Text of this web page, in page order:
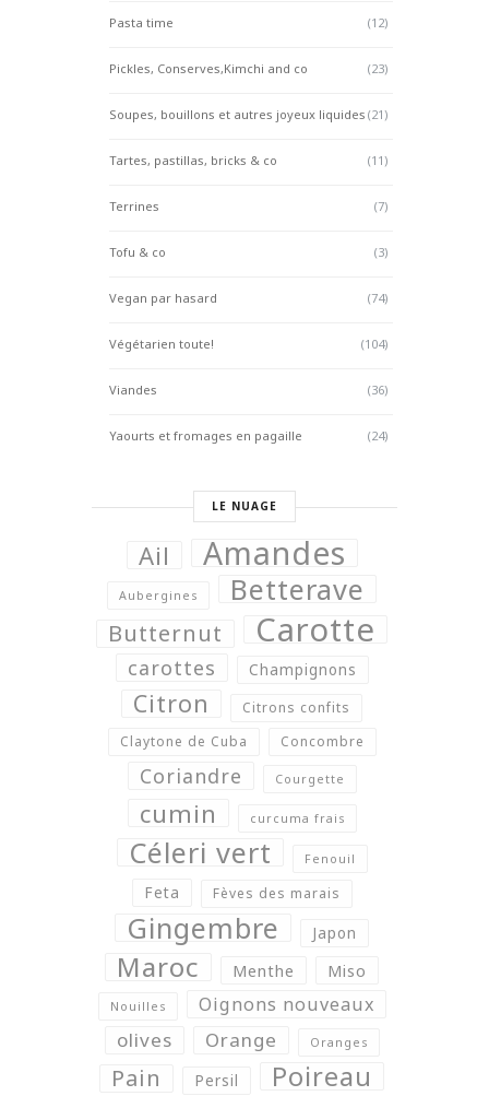
Pasta time (12)
Pickles, Conserves,Kimchi and co (23)
Soupes, bouillons et autres joyeux liquides (21)
Tartes, pastillas, bricks & co (11)
Terrines (7)
Tofu & co (3)
Vegan par hasard (74)
Végétarien toute! (104)
Viandes (36)
Yaourts et fromages en pagaille (24)
LE NUAGE
Ail Amandes
Aubergines Betterave
Butternut Carotte
carottes Champignons
Citron
Citrons confits
Claytone de Cuba
Concombre
Coriandre Courgette
cumin curcuma frais
Céleri vert Fenouil
Feta Fèves des marais
Gingembre Japon
Maroc Menthe Miso
Nouilles Oignons nouveaux
olives Orange Oranges
Pain Persil Poireau